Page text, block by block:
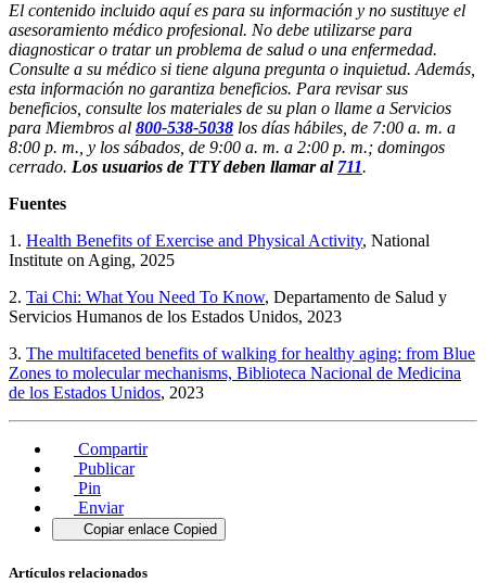
El contenido incluido aquí es para su información y no sustituye el
asesoramiento médico profesional. No debe utilizarse para
diagnosticar o tratar un problema de salud o una enfermedad.
Consulte a su médico si tiene alguna pregunta o inquietud. Además,
esta información no garantiza beneficios. Para revisar sus
beneficios, consulte los materiales de su plan o llame a Servicios
para Miembros al 800-538-5038 los días hábiles, de 7:00 a. m. a
8:00 p. m., y los sábados, de 9:00 a. m. a 2:00 p. m.; domingos
cerrado. Los usuarios de TTY deben llamar al 711.
Fuentes
1. Health Benefits of Exercise and Physical Activity, National
Institute on Aging, 2025
2. Tai Chi: What You Need To Know, Departamento de Salud y
Servicios Humanos de los Estados Unidos, 2023
3. The multifaceted benefits of walking for healthy aging: from Blue
Zones to molecular mechanisms, Biblioteca Nacional de Medicina
de los Estados Unidos, 2023
Compartir
Publicar
Pin
Enviar
Copiar enlace Copied
Artículos relacionados